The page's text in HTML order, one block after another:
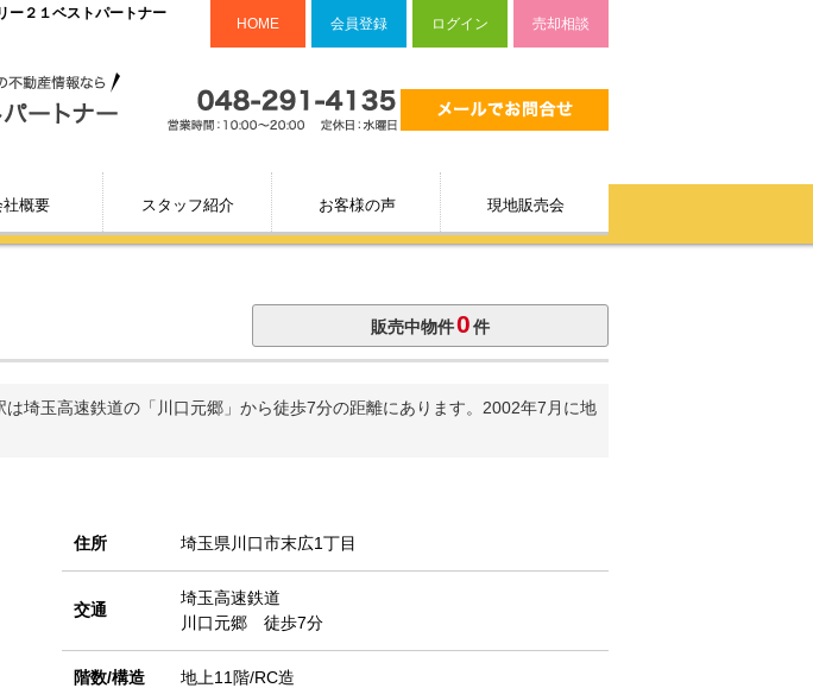
ー２１ベストパートナー
HOME 会員登録 ログイン 売却相談
社概要 スタッフ紹介 お客様の声 現地販売会
販売中物件0件
埼玉高速鉄道の「川口元郷」から徒歩7分の距離にあります。2002年7月に地
住所 埼玉県川口市末広1丁目
交通
埼玉高速鉄道
川口元郷 徒歩7分
階数/構造 地上11階/RC造